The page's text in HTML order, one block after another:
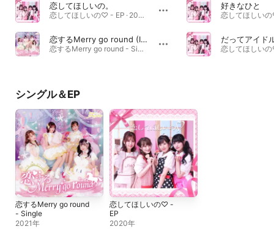
恋してほしいの。
恋してほしいの♡ - EP · 2020年
恋するMerry go round (Instrumental)
恋するMerry go round - Single · 2021年
好きなひと
だってアイド
シングル＆EP
恋するMerry go round
- Single
2021年
恋してほしいの♡ -
EP
2020年